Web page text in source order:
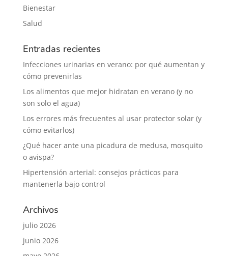
Bienestar
Salud
Entradas recientes
Infecciones urinarias en verano: por qué aumentan y
cómo prevenirlas
Los alimentos que mejor hidratan en verano (y no
son solo el agua)
Los errores más frecuentes al usar protector solar (y
cómo evitarlos)
¿Qué hacer ante una picadura de medusa, mosquito
o avispa?
Hipertensión arterial: consejos prácticos para
mantenerla bajo control
Archivos
julio 2026
junio 2026